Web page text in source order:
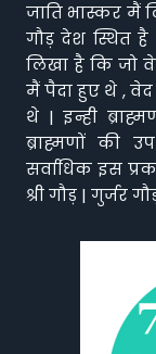
जाति भास्कर
गौड़ देश स्थित है
लिखा है कि जो
मैं पैदा हुए थे ,
थे | इन्ही
ब्राह्मणों की
सर्वाधिक इस
श्री गौड़ | गुर्जर